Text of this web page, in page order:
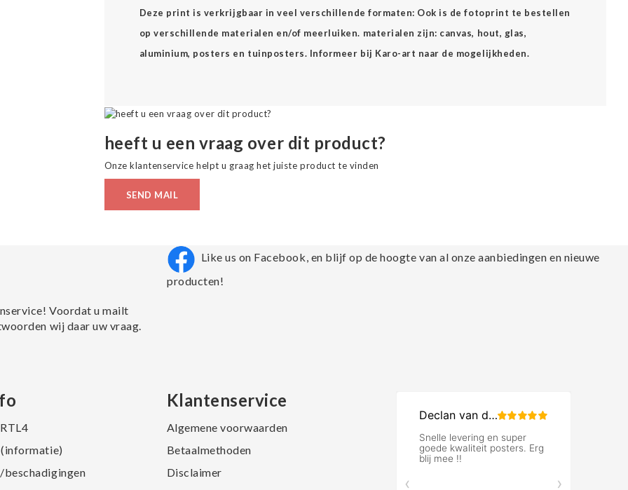
Deze print is verkrijgbaar in veel verschillende formaten: Ook is de fotoprint te bestellen
op verschillende materialen en/of meerluiken. materialen zijn: canvas, hout, glas,
aluminium, posters en tuinposters. Informeer bij Karo-art naar de mogelijkheden.
heeft u een vraag over dit product?
Onze klantenservice helpt u graag het juiste product te vinden
SEND MAIL
Voordat u mailt
wij daar uw vraag.
Like us on Facebook, en blijf op de hoogte van al onze aanbiedingen en nieuwe
producten!
beschadigingen
Klantenservice
Algemene voorwaarden
Betaalmethoden
Disclaimer